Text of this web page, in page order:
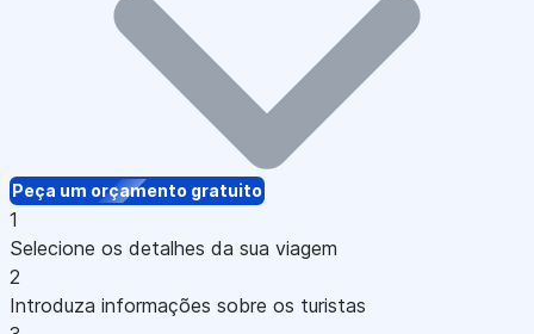
Peça um orçamento gratuito
1
Selecione os detalhes da sua viagem
2
Introduza informações sobre os turistas